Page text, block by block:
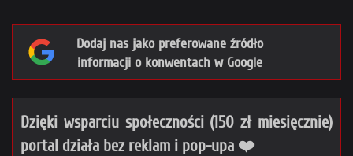
Dodaj nas jako preferowane źródło
informacji o konwentach w Google
Dzięki wsparciu społeczności (150 zł miesięcznie)
portal działa bez reklam i pop-upa ❤️